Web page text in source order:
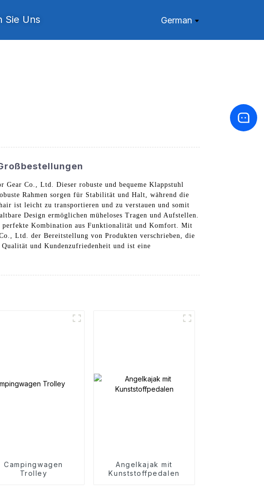
Sie Uns German
Co., Ltd. Dieser robuste und bequeme Klappstuhl
Rahmen sorgen für Stabilität und Halt, während die
ist leicht zu transportieren und zu verstauen und somit
Design ermöglichen müheloses Tragen und Aufstellen.
perfekte Kombination aus Funktionalität und Komfort. Mit
Ltd. der Bereitstellung von Produkten verschrieben, die
und Kundenzufriedenheit und ist eine
Campingwagen
Trolley
Angelkajak mit
Kunststoffpedalen